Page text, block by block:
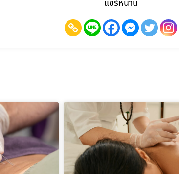
แชร์หน้านี้